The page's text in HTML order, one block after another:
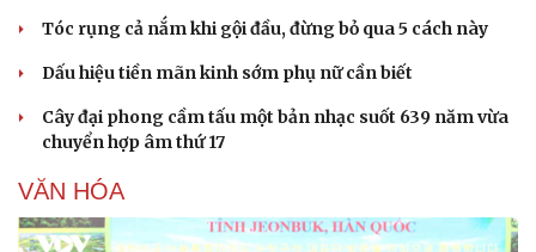
Tóc rụng cả nắm khi gội đầu, đừng bỏ qua 5 cách này
Dấu hiệu tiền mãn kinh sớm phụ nữ cần biết
Cây đại phong cầm tấu một bản nhạc suốt 639 năm vừa
chuyển hợp âm thứ 17
VĂN HÓA